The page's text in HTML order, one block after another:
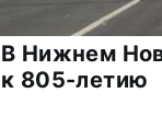
В Нижнем
к 805-летию